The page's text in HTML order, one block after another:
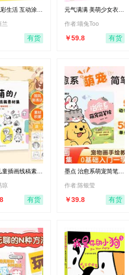
生活 互动涂色
兰
有货
元气满满 美萌少女衣装
插画集 服装搭配设计元
素设计配饰色彩搭配灵
感图册 数艺设出品
作者:喵兔too
￥59.8 有货
童插画线稿素材
景主题简笔画
教程零基础自
琼
有货
墨点 治愈系萌宠简笔绘
教程动物描绘本临摹素
材教程涂鸦彩铅绘画儿
童启蒙零基础自学
作者:陈银莹
￥39.8 有货